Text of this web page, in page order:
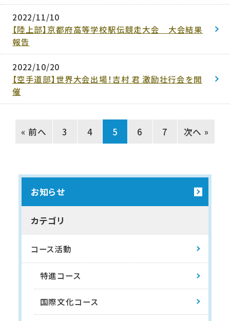
2022/11/10
【陸上部】京都府高等学校駅伝競走大会 大会結果
報告
2022/10/20
【空手道部】世界大会出場！吉村 君 激励壮行会を開
催
« 前へ 3 4 5 6 7 次へ »
お知らせ
カテゴリ
コース活動
特進コース
国際文化コース